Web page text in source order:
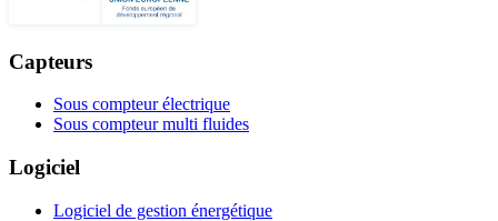
Capteurs
Sous compteur électrique
Sous compteur multi fluides
Logiciel
Logiciel de gestion énergétique